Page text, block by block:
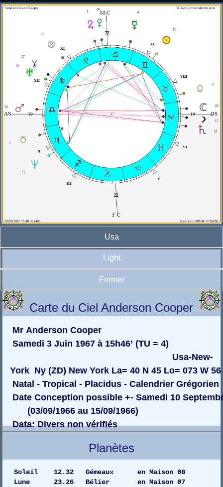
Usa
Light
Fermer
Carte du Ciel Anderson Cooper
Mr Anderson Cooper
Samedi 3 Juin 1967 à 15h46’ (TU = 4)
Usa-New-
York Ny (ZD) New York La= 40 N 45 Lo= 073 W 56
Natal - Tropical - Placidus - Calendrier Grégorien
Date Conception possible +- Samedi 10
(03/09/1966 au 15/09/1966)
Data: Divers non vérifiés
Planètes
Soleil 12.32 Gémeaux en
Lune 23.26 Bélier en